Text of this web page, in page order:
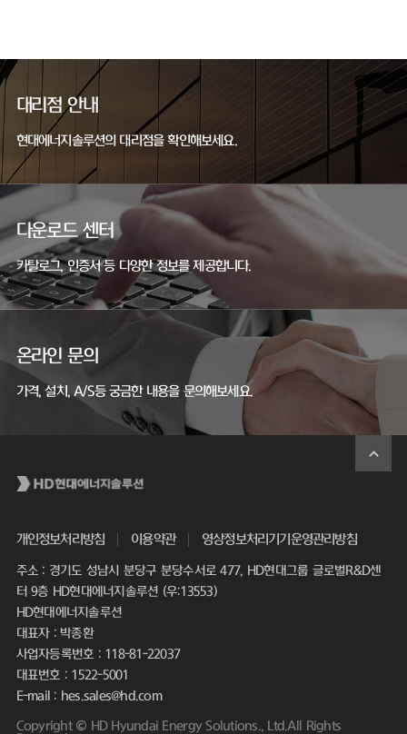
대리점 안내
현대에너지솔루션의 대리점을 확인해보세요.
다운로드 센터
카탈로그, 인증서 등 다양한 정보를 제공합니다.
온라인 문의
가격, 설치, A/S등 궁금한 내용을 문의해보세요.
개인정보처리방침 이용약관 영상정보처리기기운영관리방침
주소 : 경기도 성남시 분당구 분당수서로 477, HD현대그룹 글로벌R&D센
터 9층 HD현대에너지솔루션 (우:13553)
HD현대에너지솔루션
대표자 : 박종환
사업자등록번호 : 118-81-22037
대표번호 : 1522-5001
E-mail : hes.sales@hd.com
Copyright © HD Hyundai Energy Solutions., Ltd.All Rights